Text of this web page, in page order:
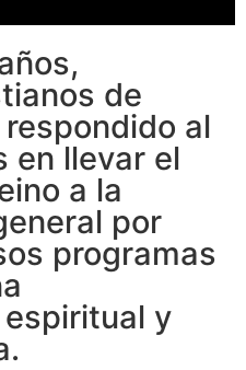
de
al
en llevar el
a la
por
programas
y